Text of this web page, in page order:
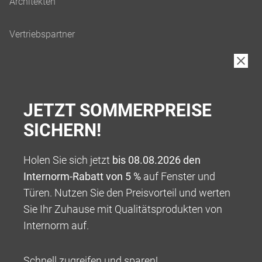
JETZT SOMMERPREISE
SICHERN!
Holen Sie sich jetzt bis 08.08.2026 den
Internorm-Rabatt von 5 % auf Fenster und
Türen. Nutzen Sie den Preisvorteil und werten
Sie Ihr Zuhause mit Qualitätsprodukten von
Internorm auf.